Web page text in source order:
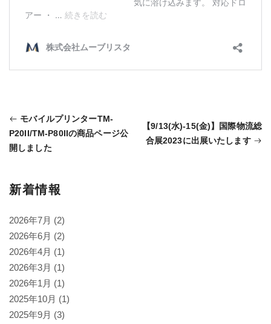
新着情報
2026年7月 (2)
2026年6月 (2)
2026年4月 (1)
2026年3月 (1)
2026年1月 (1)
2025年10月 (1)
2025年9月 (3)
投
モバイルプリンターTM-
P20II/TM-P80IIの商品ページ公
開しました
【9/13(水)-15(金)】国際物流総
合展2023に出展いたします